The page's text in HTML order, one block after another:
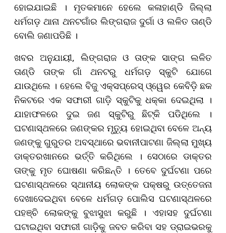
ହୋଇଯାଇଛି । ମୃତକମାନେ ହେଲେ କଳାହାଣ୍ଡି ଜିଲ୍ଲା
ଧର୍ମଗଡ଼ ଥାନା ଥନଟଗାଁର ଲିଙ୍ଗରାଜ ଦୁର୍ଗା ଓ ଲଳିତ ତାଣ୍ଡି
ବୋଲି ଜଣାପଡିଛି ।
ଖବର ଅନୁଯାୟୀ, ଲିଙ୍ଗରାଜ ଓ ତାଙ୍କ ସାଙ୍ଗ ଲଳିତ
ତାଣ୍ଡି ତାଙ୍କ ଗାଁ ଥନଟରୁ ଧର୍ମଗଡ଼ ସ୍କୁଟି ଯୋଗେ
ଯାଉଥିଲେ । ହେଲେ ବିଜୁ ଏକ୍ସପ୍ରେସ୍‌ ଓ୍ୱେର କେବିଡ଼ି ଛକ
ନିକଟରେ ଏକ ସଫାରୀ ଗାଡ଼ି ସ୍କୁଟିକୁ ଧକ୍କା ଦେଇଥିଲା ।
ଯାହାଫଳରେ ଦୁଇ ଜଣ ସ୍କୁଟିରୁ ଛିଟ୍‌କି ପଡିଥିଲେ ।
ଘଟଣାସ୍ଥଳରେ ଜଣଙ୍କର ମୃତ୍ୟୁ ହୋଇଥିବା ବେଳେ ଅନ୍ୟ
ଜଣଙ୍କୁ ଗୁରୁତର ଅବସ୍ଥାରେ ଭବାନୀପାଟଣା ଜିଲ୍ଲା ମୁଖ୍ୟ
ଡାକ୍ତରଖାନରେ ଭର୍ତ୍ତି କରିଥିଲେ । ସେଠାରେ ଡାକ୍ତର
ତାଙ୍କୁ ମୃତ ଘୋଷଣା କରିଛନ୍ତି । ତେବେ ଦୁର୍ଘଟଣା ପରେ
ଘଟଣାସ୍ଥଳରେ ସ୍ଥାନୀୟ ଲୋକଙ୍କ ପକ୍ଷରୁ ଉତ୍ତେଜନା
ଦେଖାଦେଇଥିବା ବେଳେ ଧର୍ମଗଡ଼ ପୋଲିସ ଘଟଣାସ୍ଥଳରେ
ପହଞ୍ଚି ଲୋକଙ୍କୁ ବୁଝାସୁଝା କରୁଛି । ଏହାସହ ଦୁର୍ଘଟଣା
ଘଟାଇଥିବା ସଫାରୀ ଗାଡ଼ିକୁ ଜବତ କରିବା ସହ ଡ୍ରାଇଭରକୁ